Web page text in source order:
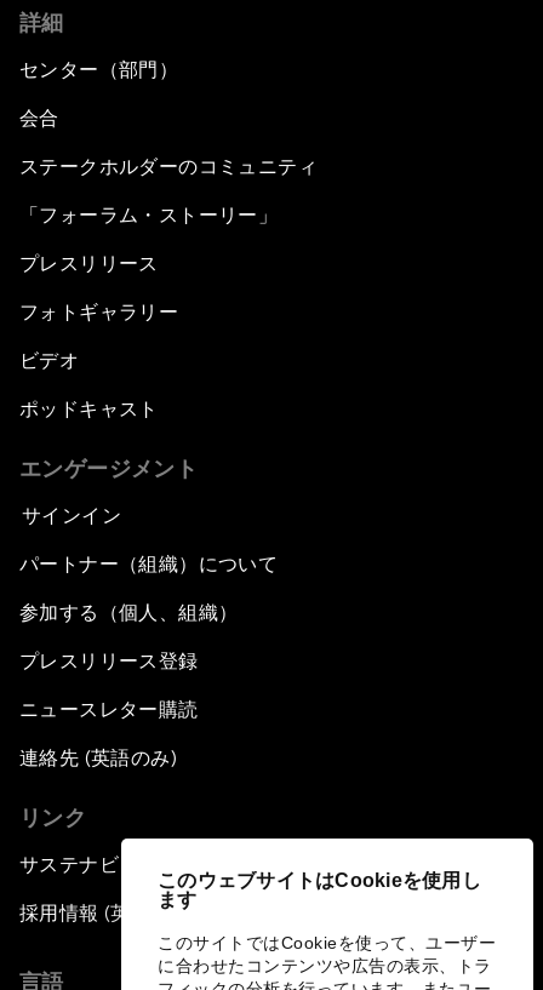
このウェブサイトはCookieを使用し
ます
このサイトではCookieを使って、ユーザー
に合わせたコンテンツや広告の表示、トラ
詳細
センター（部門）
会合
ステークホルダーのコミュニティ
「フォーラム・ストーリー」
プレスリリース
フォトギャラリー
ビデオ
ポッドキャスト
エンゲージメント
サインイン
パートナー（組織）について
参加する（個人、組織）
プレスリリース登録
ニュースレター購読
連絡先 (英語のみ)
リンク
サステナビリティへの取り組み
採用情報 (英語のみ)
言語